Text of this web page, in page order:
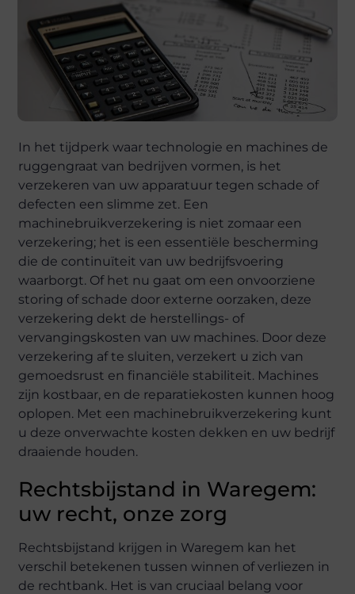
In het tijdperk waar technologie en machines de
ruggengraat van bedrijven vormen, is het
verzekeren van uw apparatuur tegen schade of
defecten een slimme zet. Een
machinebruikverzekering is niet zomaar een
verzekering; het is een essentiële bescherming
die de continuïteit van uw bedrijfsvoering
waarborgt. Of het nu gaat om een onvoorziene
storing of schade door externe oorzaken, deze
verzekering dekt de herstellings- of
vervangingskosten van uw machines. Door deze
verzekering af te sluiten, verzekert u zich van
gemoedsrust en financiële stabiliteit. Machines
zijn kostbaar, en de reparatiekosten kunnen hoog
oplopen. Met een machinebruikverzekering kunt
u deze onverwachte kosten dekken en uw bedrijf
draaiende houden.
Rechtsbijstand in Waregem:
uw recht, onze zorg
Rechtsbijstand krijgen in Waregem kan het
verschil betekenen tussen winnen of verliezen in
de rechtbank. Het is van cruciaal belang voor